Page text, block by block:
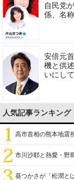
自民党
係、名
安倍元
機と供
いにし
人気記事ランキング
高市首相の熊本地震
市川沙耶と熱愛・野
葵つかさが「松潤と